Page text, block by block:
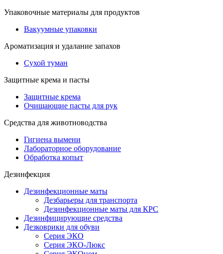
Упаковочные материалы для продуктов
Вакуумные упаковки
Ароматизация и удалание запахов
Сухой туман
Защитные крема и пасты
Защитные крема
Очищающие пасты для рук
Средства для животноводства
Гигиена вымени
Лабораторное оборудование
Обработка копыт
Дезинфекция
Дезинфекционные маты
Дезбарьеры для транспорта
Дезинфекционные маты для КРС
Дезинфицирующие средства
Дезковрики для обуви
Серия ЭКО
Серия ЭКО-Люкс